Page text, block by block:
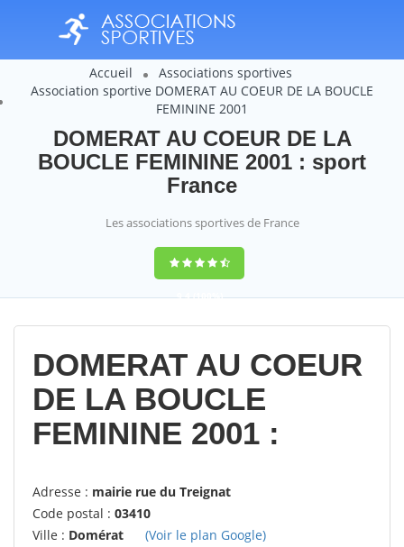
Accueil
Associations sportives
Association sportive DOMERAT AU COEUR DE LA BOUCLE
FEMININE 2001
DOMERAT AU COEUR DE LA
BOUCLE FEMININE 2001 : sport
France
Les associations sportives de France
9,4(100%)
14358votes
DOMERAT AU COEUR
DE LA BOUCLE
FEMININE 2001 :
Adresse : mairie rue du Treignat
Code postal : 03410
Ville : Domérat
(Voir le plan Google)